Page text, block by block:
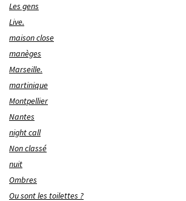
Les gens
Live.
maison close
manèges
Marseille.
martinique
Montpellier
Nantes
night call
Non classé
nuit
Ombres
Ou sont les toilettes ?